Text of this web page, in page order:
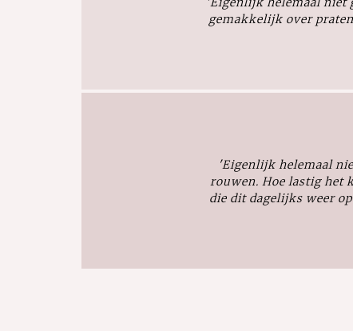
gemakkelijk over
'Eigenlijk helemaal
rouwen. Hoe lastig het
die dit dagelijks weer